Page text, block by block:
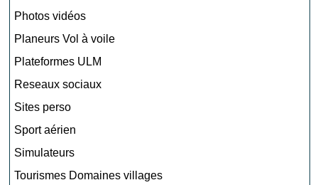
Photos vidéos
Planeurs Vol à voile
Plateformes ULM
Reseaux sociaux
Sites perso
Sport aérien
Simulateurs
Tourismes Domaines villages